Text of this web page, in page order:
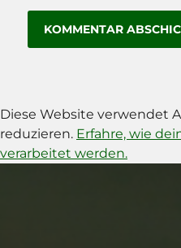
Diese Website verwendet
reduzieren. Erfahre, wie
verarbeitet werden.